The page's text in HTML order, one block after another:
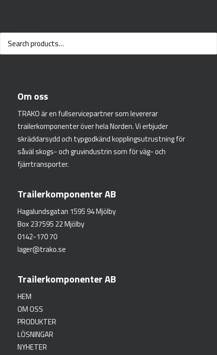
Om oss
TRAKO är en fullservicepartner som levererar
trailerkomponenter över hela Norden. Vi erbjuder
skräddarsydd och typgodkänd kopplingsutrustning för
såväl skogs- och gruvindustrin som för väg- och
fjärrtransporter.
Trailerkomponenter AB
Hagalundsgatan 1595 94 Mjölby
Box 237595 22 Mjölby
0142-170 70
lager@trako.se
Trailerkomponenter AB
HEM
OM OSS
PRODUKTER
LÖSNINGAR
NYHETER